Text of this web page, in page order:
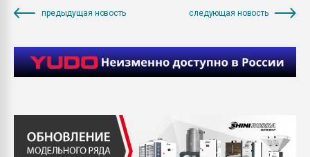
предыдущая новость следующая новость